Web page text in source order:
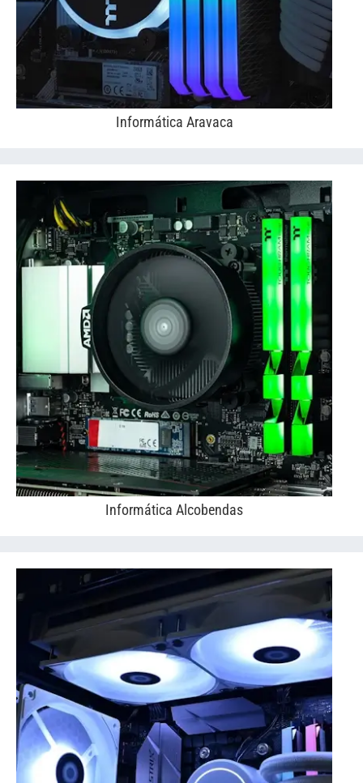
Informática Aravaca
Informática Alcobendas